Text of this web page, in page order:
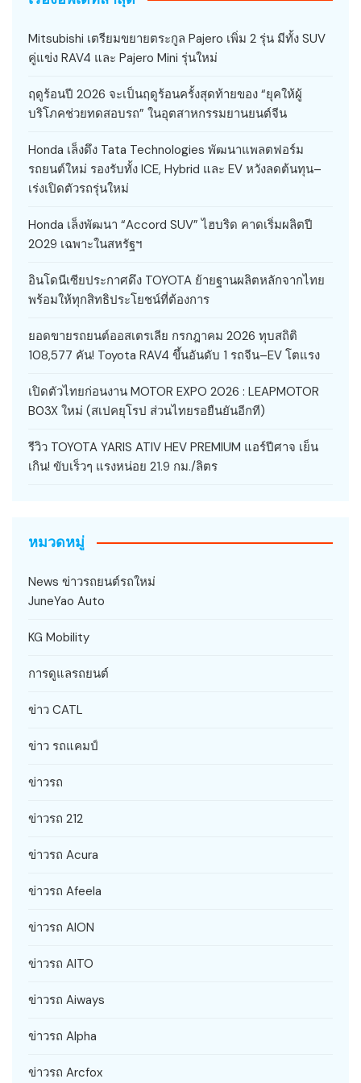
Mitsubishi เตรียมขยายตระกูล Pajero เพิ่ม 2 รุ่น มีทั้ง SUV
คู่แข่ง RAV4 และ Pajero Mini รุ่นใหม่
ฤดูร้อนปี 2026 จะเป็นฤดูร้อนครั้งสุดท้ายของ “ยุคให้ผู้
บริโภคช่วยทดสอบรถ” ในอุตสาหกรรมยานยนต์จีน
Honda เล็งดึง Tata Technologies พัฒนาแพลตฟอร์ม
รถยนต์ใหม่ รองรับทั้ง ICE, Hybrid และ EV หวังลดต้นทุน–
เร่งเปิดตัวรถรุ่นใหม่
Honda เล็งพัฒนา “Accord SUV” ไฮบริด คาดเริ่มผลิตปี
2029 เฉพาะในสหรัฐฯ
อินโดนีเซียประกาศดึง TOYOTA ย้ายฐานผลิตหลักจากไทย
พร้อมให้ทุกสิทธิประโยชน์ที่ต้องการ
ยอดขายรถยนต์ออสเตรเลีย กรกฎาคม 2026 ทุบสถิติ
108,577 คัน! Toyota RAV4 ขึ้นอันดับ 1 รถจีน–EV โตแรง
เปิดตัวไทยก่อนงาน MOTOR EXPO 2026 : LEAPMOTOR
B03X ใหม่ (สเปคยุโรป ส่วนไทยรอยืนยันอีกที)
รีวิว TOYOTA YARIS ATIV HEV PREMIUM แอร์ปีศาจ เย็น
เกิน! ขับเร็วๆ แรงหน่อย 21.9 กม./ลิตร
หมวดหมู่
News ข่าวรถยนต์รถใหม่
JuneYao Auto
KG Mobility
การดูแลรถยนต์
ข่าว CATL
ข่าว รถแคมป์
ข่าวรถ
ข่าวรถ 212
ข่าวรถ Acura
ข่าวรถ Afeela
ข่าวรถ AION
ข่าวรถ AITO
ข่าวรถ Aiways
ข่าวรถ Alpha
ข่าวรถ Arcfox